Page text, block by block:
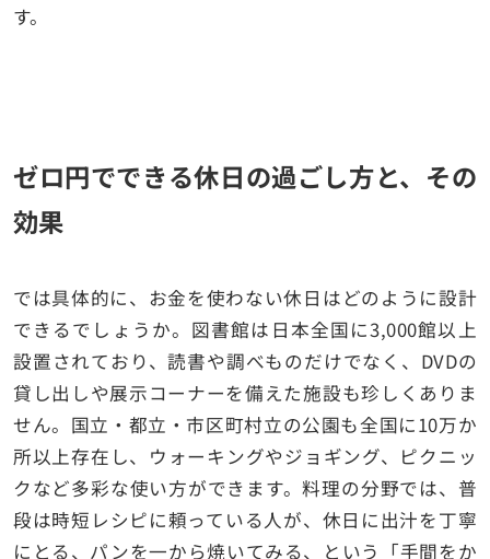
す。
ゼロ円でできる休日の過ごし方と、その
効果
では具体的に、お金を使わない休日はどのように設計
できるでしょうか。図書館は日本全国に3,000館以上
設置されており、読書や調べものだけでなく、DVDの
貸し出しや展示コーナーを備えた施設も珍しくありま
せん。国立・都立・市区町村立の公園も全国に10万か
所以上存在し、ウォーキングやジョギング、ピクニッ
クなど多彩な使い方ができます。料理の分野では、普
段は時短レシピに頼っている人が、休日に出汁を丁寧
にとる、パンを一から焼いてみる、という「手間をか